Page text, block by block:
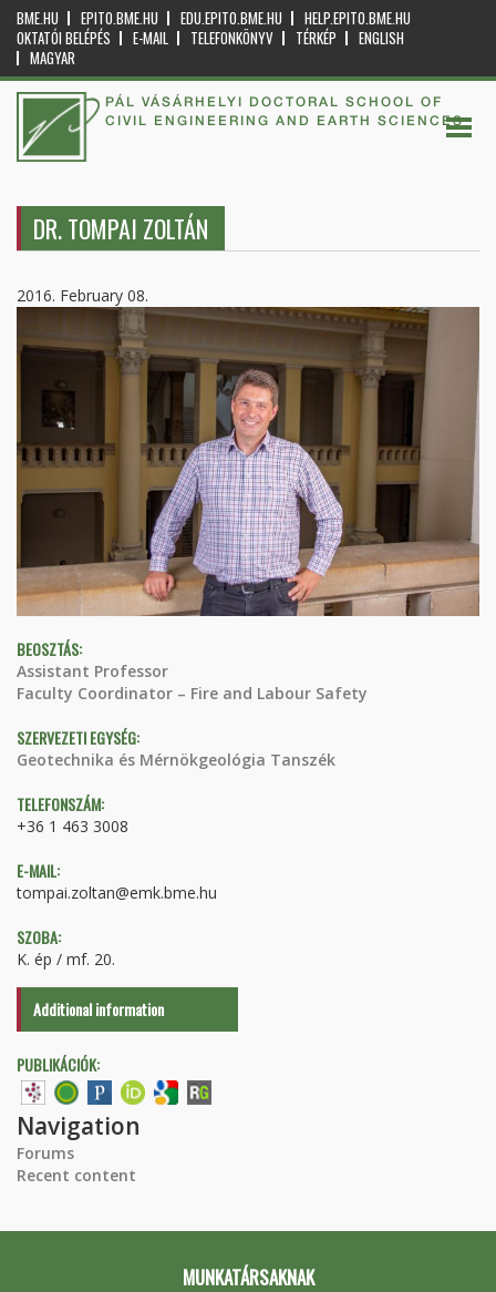
BME.HU EPITO.BME.HU EDU.EPITO.BME.HU
HELP.EPITO.BME.HU
OKTATÓI BELÉPÉS
E-MAIL TELEFONKÖNYV TÉRKÉP
ENGLISH
MAGYAR
PÁL VÁSÁRHELYI DOCTORAL SCHOOL OF
CIVIL ENGINEERING AND EARTH SCIENCES
DR. TOMPAI ZOLTÁN
2016. February 08.
BEOSZTÁS:
Assistant Professor
Faculty Coordinator – Fire and Labour Safety
SZERVEZETI EGYSÉG:
Geotechnika és Mérnökgeológia Tanszék
TELEFONSZÁM:
+36 1 463 3008
E-MAIL:
tompai.zoltan@emk.bme.hu
SZOBA:
K. ép / mf. 20.
Additional information
PUBLIKÁCIÓK:
Navigation
Forums
Recent content
MUNKATÁRSAKNAK